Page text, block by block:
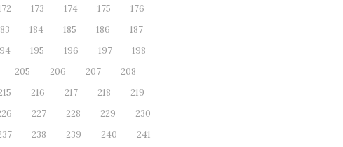
173 174 175
176
184 185 186
187
195 196 197
198
205 206 207
208
216 217 218
219
227 228 229
230
238 239 240
241